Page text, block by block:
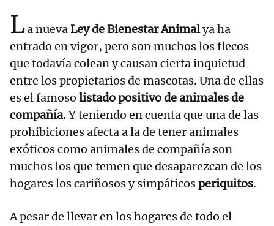
La nuevaLey de Bienestar Animalya ha
entrado en vigor, pero son muchos los flecos
que todavía colean y causan cierta inquietud
entre los propietarios de mascotas. Una de ellas
es el famoso listado positivo de animales de
compañía.Y teniendo en cuenta que una de las
prohibiciones afecta a la de tener animales
exóticos como animales de compañía son
muchos los que temen que desaparezcan de los
hogares los cariñosos y simpáticosperiquitos.
A pesar de llevar en los hogares de todo el